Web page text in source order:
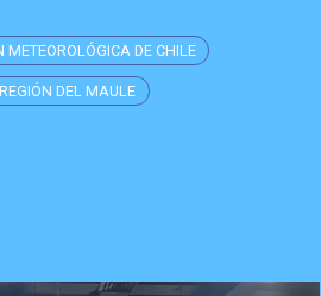
METEOROLÓGICA DE CHILE
DEL MAULE